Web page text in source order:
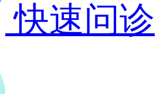
快速问诊